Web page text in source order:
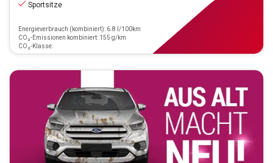
Sportsitze
Energieverbrauch (kombiniert): 6.8 l/100km
CO₂-Emissionen kombiniert: 155 g/km
CO₂-Klasse: